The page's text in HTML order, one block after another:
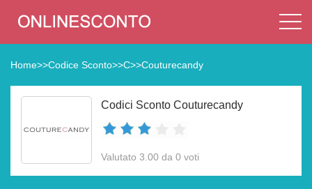
Home>>Codice Sconto>>C>>Couturecandy
Codici Sconto Couturecandy
Valutato 3.00 da 0 voti